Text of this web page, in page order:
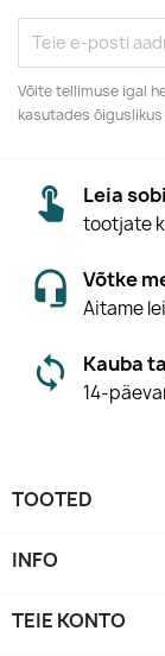
Võite tellimuse igal
kasutades
Leia
tootjate
Võtke
Aitame
Kauba
14-
TOOTED
INFO
TEIE KONTO